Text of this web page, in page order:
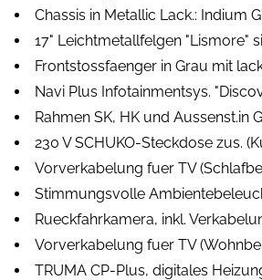
Chassis in Metallic Lack.: Indium
17" Leichtmetallfelgen "Lismore"
Frontstossfaenger in Grau mit
Navi Plus Infotainmentsys.
Rahmen SK, HK und Aussenst.in
230 V SCHUKO-Steckdose zus.
Vorverkabelung fuer TV
Stimmungsvolle
Rueckfahrkamera, inkl.
Vorverkabelung fuer TV
TRUMA CP-Plus, digitales